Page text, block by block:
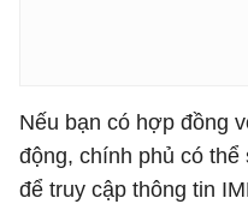
Nếu bạn có hợp đồng
động, chính phủ có
để truy cập thông tin